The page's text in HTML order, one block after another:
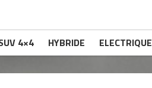
4×4 HYBRIDE ELECTRIQUE